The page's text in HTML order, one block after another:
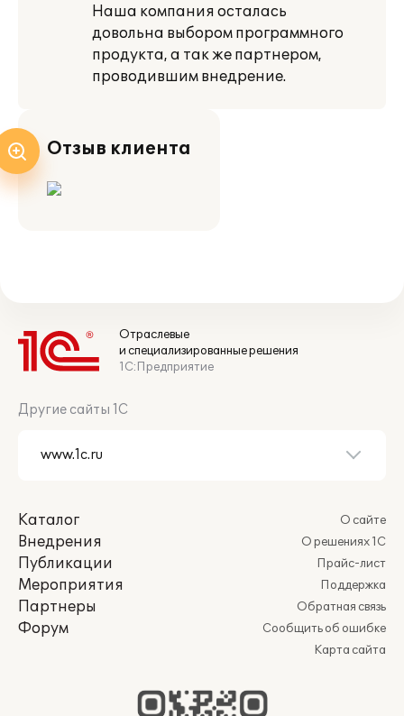
Наша компания осталась
довольна выбором программного
продукта, а так же партнером,
проводившим внедрение.
Отзыв клиента
Отраслевые
и специализированные решения
1С:Предприятие
Другие сайты 1С
Каталог
Внедрения
Публикации
Мероприятия
Партнеры
Форум
О сайте
О решениях 1С
Прайс-лист
Поддержка
Обратная связь
Сообщить об ошибке
Карта сайта